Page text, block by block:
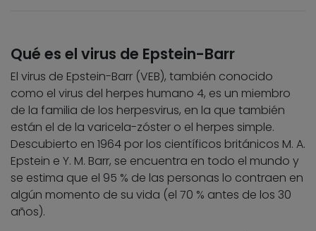
Qué es el virus de Epstein-Barr
El virus de Epstein-Barr (VEB), también conocido
como el virus del herpes humano 4, es un miembro
de la familia de los herpesvirus, en la que también
están el de la varicela-zóster o el herpes simple.
Descubierto en 1964 por los científicos británicos M. A.
Epstein e Y. M. Barr, se encuentra en todo el mundo y
se estima que el 95 % de las personas lo contraen en
algún momento de su vida (el 70 % antes de los 30
años).